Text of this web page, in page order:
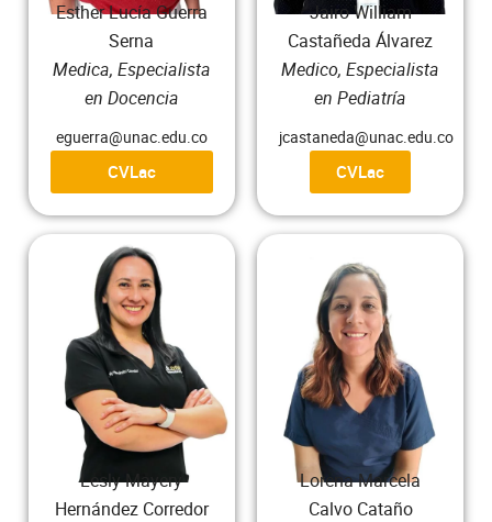
Esther Lucía Guerra
Serna
Medica, Especialista
en Docencia
eguerra@unac.edu.co
CVLac
Jairo William
Castañeda Álvarez
Medico, Especialista
en Pediatría
jcastaneda@unac.edu.co
CVLac
Lesly Mayery
Hernández Corredor
Lorena Marcela
Calvo Cataño